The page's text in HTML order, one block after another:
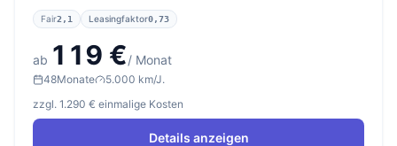
Fair2,1 Leasingfaktor0,73
ab 119 €/ Monat
48Monate
5.000 km/J.
zzgl. 1.290 € einmalige Kosten
Details anzeigen